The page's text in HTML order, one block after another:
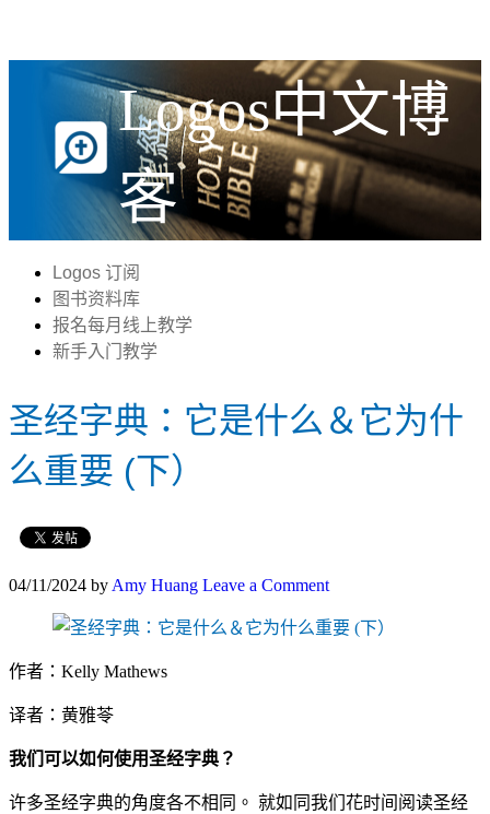
Logos中文博
客
Logos 订阅
图书资料库
报名每月线上教学
新手入门教学
圣经字典：它是什么＆它为什
么重要 (下）
04/11/2024 by Amy Huang Leave a Comment
作者：Kelly Mathews
译者：黄雅苓
我们可以如何使用圣经字典？
许多圣经字典的角度各不相同。 就如同我们花时间阅读圣经